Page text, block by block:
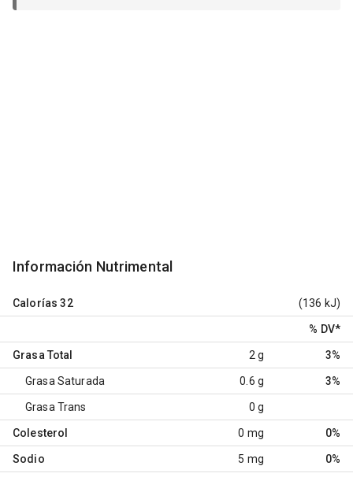
Información Nutrimental
Calorías 32 (136 kJ)
% DV*
Grasa Total 2 g 3%
Grasa Saturada 0.6 g 3%
Grasa Trans 0 g
Colesterol 0 mg 0%
Sodio 5 mg 0%